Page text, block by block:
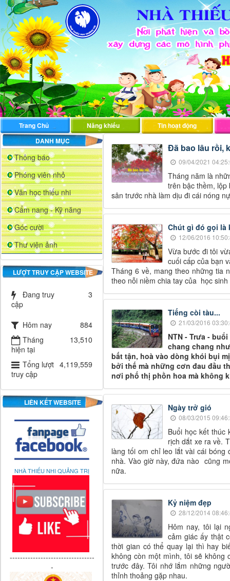
Trang Chủ Năng khiếu
Tin hoạt động
DANH MỤC
Thông báo
Phóng viên nhỏ
Văn học thiếu nhi
Cẩm nang - Kỹ năng
Góc cười
Thư viện ảnh
LƯỢT TRUY CẬP WEBSITE
Đang truy
cập
3
Hôm nay
884
Tháng
hiện tại
13,510
Tổng lượt
truy cập
4,119,559
LIÊN KẾT WEBSITE
NHÀ THIẾU NHI QUẢNG TRỊ
---------------------------------
-
Đã bao lâu rồi,
09/04/2021
Tháng năm là
trên bậc thềm, lộp
sân trước nhà làm dịu đi cái nóng
Chút gì đó gọi là
12/06/2016
Vừa bước đi tôi
cuối cấp của bạn
Tháng 6 về, mang theo những tia
theo nỗi niềm chia tay của học
Tiếng còi tàu...
21/03/2016
NTN - Trưa -
chang chang
bất tận, hoà vào dòng khói bụi
bởi thế mà những cơn đau đầu
nơi phố thị phồn hoa mà không
Ngày trở gió
08/03/2015
Buổi học kết thúc
rịch dắt xe ra về.
làng tối om chỉ leo lắt vài cái
nhà. Vào giờ này, đứa nào cũng
nữa.
Kỷ niệm đẹp
28/12/2014
Hôm nay, tôi lại
cảm giác ấy thật
thời gian có thể quay lại thì hay
không còn một mình, tôi sẽ
trước đây. Tôi nhớ lắm những
thỉnh thoảng gặp nhau.